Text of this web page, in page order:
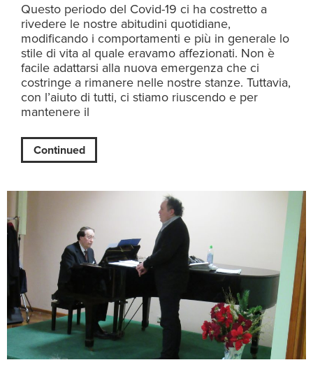
Questo periodo del Covid-19 ci ha costretto a
rivedere le nostre abitudini quotidiane,
modificando i comportamenti e più in generale lo
stile di vita al quale eravamo affezionati. Non è
facile adattarsi alla nuova emergenza che ci
costringe a rimanere nelle nostre stanze. Tuttavia,
con l’aiuto di tutti, ci stiamo riuscendo e per
mantenere il
Continued